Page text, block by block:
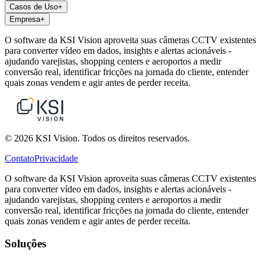
Casos de Uso+
Empresa+
O software da KSI Vision aproveita suas câmeras CCTV existentes
para converter vídeo em dados, insights e alertas acionáveis -
ajudando varejistas, shopping centers e aeroportos a medir
conversão real, identificar fricções na jornada do cliente, entender
quais zonas vendem e agir antes de perder receita.
© 2026 KSI Vision. Todos os direitos reservados.
ContatoPrivacidade
O software da KSI Vision aproveita suas câmeras CCTV existentes
para converter vídeo em dados, insights e alertas acionáveis -
ajudando varejistas, shopping centers e aeroportos a medir
conversão real, identificar fricções na jornada do cliente, entender
quais zonas vendem e agir antes de perder receita.
Soluções